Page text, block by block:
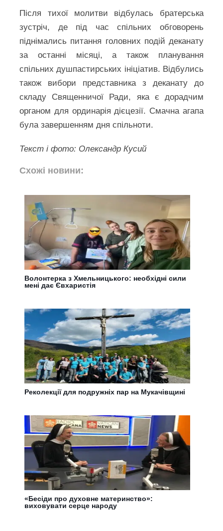
Після тихої молитви відбулась братерська
зустріч, де під час спільних обговорень
піднімались питання головних подій деканату
за останні місяці, а також планування
спільних душпастирських ініціатив. Відбулись
також вибори представника з деканату до
складу Священничої Ради, яка є дорадчим
органом для ординарія дієцезії. Смачна агапа
була завершенням дня спільноти.
Текст і фото: Олександр Кусий
Схожі новини:
Волонтерка з Хмельницького: необхідні сили
мені дає Євхаристія
Реколекції для подружніх пар на Мукачівщині
«Бесіди про духовне материнство»:
виховувати серце народу